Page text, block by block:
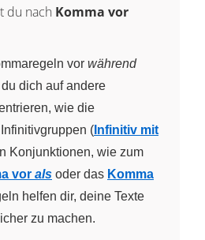
du nach Komma vor
vor während
dich auf andere
wie die
( Infinitiv mit
Konjunktionen, wie zum
vor als oder das Komma
helfen dir, deine Texte
zu machen.